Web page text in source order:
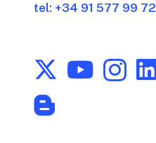
tel: +34 91 577 99 72